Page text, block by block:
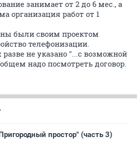
занимает от 2 до 6 мес., а
организация работ от 1
были своим проектом
телефонизации.
не указано "...с возможной
надо посмотреть договор.
простор" (часть 3)